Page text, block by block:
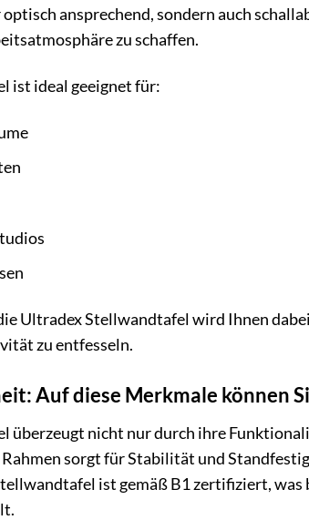
ansprechend, sondern auch
zu schaffen.
ist ideal geeignet für:
Ultradex Stellwandtafel wird Ihnen
zu entfesseln.
Auf diese Merkmale können
überzeugt nicht nur durch ihre
sorgt für Stabilität und
ist gemäß B1 zertifiziert,